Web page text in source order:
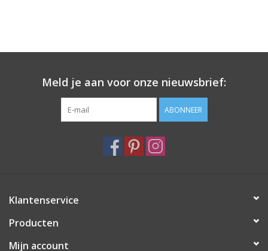
Meld je aan voor onze nieuwsbrief:
ABONNEER
Klantenservice
Producten
Mijn account